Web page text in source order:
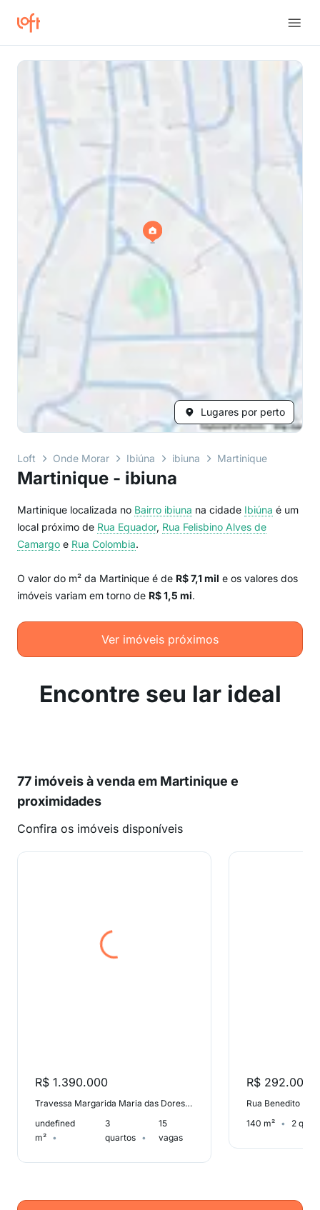
Lugares por perto
Loft Onde Morar Ibiúna ibiuna Martinique
Martinique - ibiuna
Martinique localizada no Bairro ibiuna na cidade Ibiúna é um
local próximo de Rua Equador, Rua Felisbino Alves de
Camargo e Rua Colombia.
O valor do m² da Martinique é de R$ 7,1 mil e os valores dos
imóveis variam em torno de R$ 1,5 mi.
Ver imóveis próximos
Encontre seu lar ideal
77 imóveis à venda em Martinique e
proximidades
Confira os imóveis disponíveis
R$ 1.390.000
Travessa Margarida Maria das Dores, Sorocabuçu
undefined
m²
3
quartos
15
vagas
R$ 292.000
140 m² 2